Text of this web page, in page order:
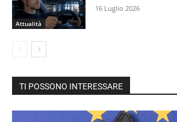
Attualità
16 Luglio 2026
TI POSSONO INTERESSARE